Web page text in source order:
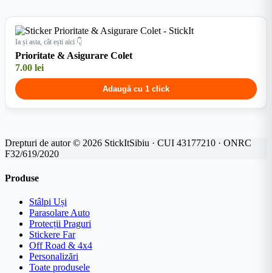
Ia și asta, cât ești aici 👇
Prioritate & Asigurare Colet
7.00 lei
Adaugă cu 1 click
Drepturi de autor © 2026 StickItSibiu · CUI 43177210 · ONRC
F32/619/2020
Produse
Stâlpi Uși
Parasolare Auto
Protecții Praguri
Stickere Far
Off Road & 4x4
Personalizări
Toate produsele